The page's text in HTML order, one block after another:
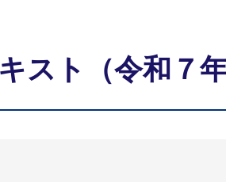
スト（令和７年